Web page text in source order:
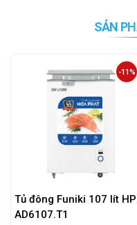
SẢN
Funiki 107 lít HPF
-11%